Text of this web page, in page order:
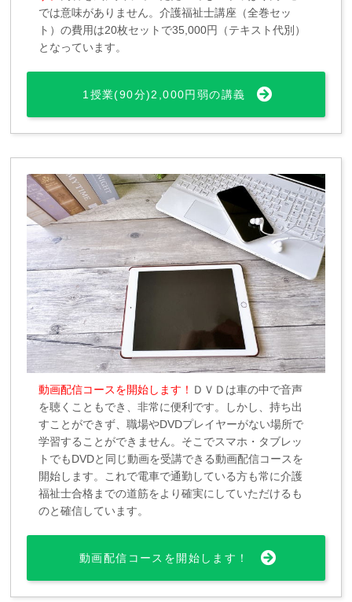
では意味がありません。介護福祉士講座（全巻セッ
ト）の費用は20枚セットで35,000円（テキスト代別）
となっています。
1授業(90分)2,000円弱の講義
動画配信コースを開始します！ ＤＶＤは車の中で音声
を聴くこともでき、非常に便利です。しかし、持ち出
すことができず、職場やDVDプレイヤーがない場所で
学習することができません。そこでスマホ・タブレッ
トでもDVDと同じ動画を受講できる動画配信コースを
開始します。これで電車で通勤している方も常に介護
福祉士合格までの道筋をより確実にしていただけるも
のと確信しています。
動画配信コースを開始します！